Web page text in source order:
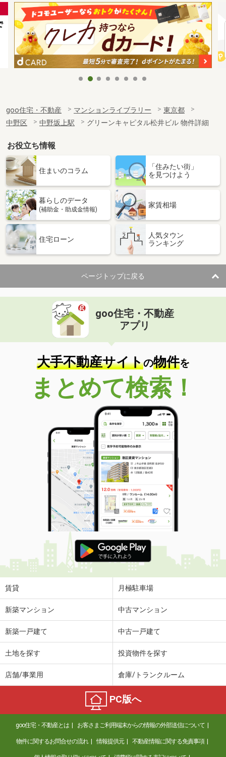
goo住宅・不動産 マンションライブラリー
東京都
中野区
中野坂上駅 グリーンキャピタル松井ビル 物件詳細
お役立ち情報
住まいのコラム
「住みたい街」
を見つけよう
暮らしのデータ
(補助金・助成金情報)
家賃相場
住宅ローン
人気タウン
ランキング
ページトップに戻る
goo住宅・不動産
アプリ
大手不動産サイトの物件を
まとめて検索！
賃貸 月極駐車場
新築マンション 中古マンション
新築一戸建て 中古一戸建て
土地を探す 投資物件を探す
店舗/事業用 倉庫/トランクルーム
PC版へ
goo住宅・不動産とは お客さまご利用端末からの情報の外部送信について
物件に関するお問合せの流れ 情報提供元 不動産情報に関する免責事項